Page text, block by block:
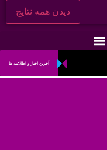
دیدن همه نتایج
آخرین اخبار و اطلاعیه ها